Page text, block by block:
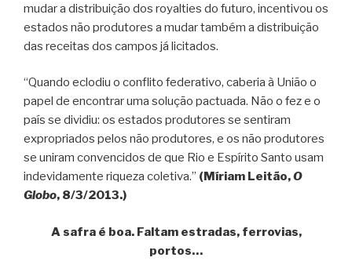
mudar a distribuição dos royalties do futuro, incentivou os
estados não produtores a mudar também a distribuição
das receitas dos campos já licitados.
“Quando eclodiu o conflito federativo, caberia à União o
papel de encontrar uma solução pactuada. Não o fez e o
país se dividiu: os estados produtores se sentiram
expropriados pelos não produtores, e os não produtores
se uniram convencidos de que Rio e Espírito Santo usam
indevidamente riqueza coletiva.” (Míriam Leitão,O
Globo, 8/3/2013.)
A safra é boa. Faltam estradas, ferrovias,
portos…